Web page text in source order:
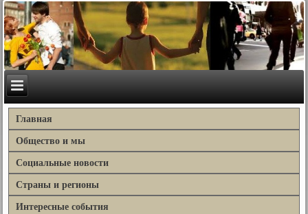
Главная
Общество и мы
Социальные новости
Страны и регионы
Интересные события